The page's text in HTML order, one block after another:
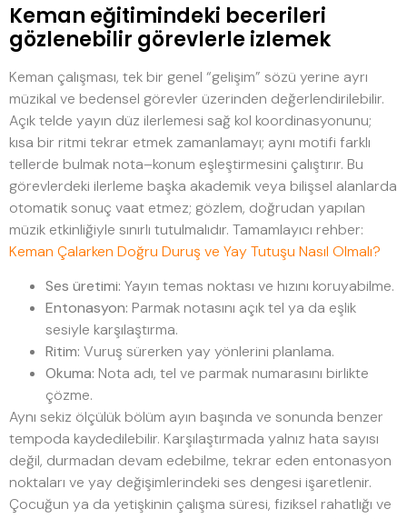
Keman eğitimindeki becerileri
gözlenebilir görevlerle izlemek
Keman çalışması, tek bir genel “gelişim” sözü yerine ayrı
müzikal ve bedensel görevler üzerinden değerlendirilebilir.
Açık telde yayın düz ilerlemesi sağ kol koordinasyonunu;
kısa bir ritmi tekrar etmek zamanlamayı; aynı motifi farklı
tellerde bulmak nota–konum eşleştirmesini çalıştırır. Bu
görevlerdeki ilerleme başka akademik veya bilişsel alanlarda
otomatik sonuç vaat etmez; gözlem, doğrudan yapılan
müzik etkinliğiyle sınırlı tutulmalıdır. Tamamlayıcı rehber:
Keman Çalarken Doğru Duruş ve Yay Tutuşu Nasıl Olmalı?
Ses üretimi: Yayın temas noktası ve hızını koruyabilme.
Entonasyon: Parmak notasını açık tel ya da eşlik
sesiyle karşılaştırma.
Ritim: Vuruş sürerken yay yönlerini planlama.
Okuma: Nota adı, tel ve parmak numarasını birlikte
çözme.
Aynı sekiz ölçülük bölüm ayın başında ve sonunda benzer
tempoda kaydedilebilir. Karşılaştırmada yalnız hata sayısı
değil, durmadan devam edebilme, tekrar eden entonasyon
noktaları ve yay değişimlerindeki ses dengesi işaretlenir.
Çocuğun ya da yetişkinin çalışma süresi, fiziksel rahatlığı ve